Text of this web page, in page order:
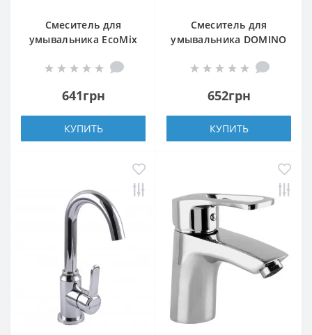
Смеситель для
умывальника EcoMix
641грн
КУПИТЬ
Смеситель для
умывальника DOMINO
652грн
КУПИТЬ